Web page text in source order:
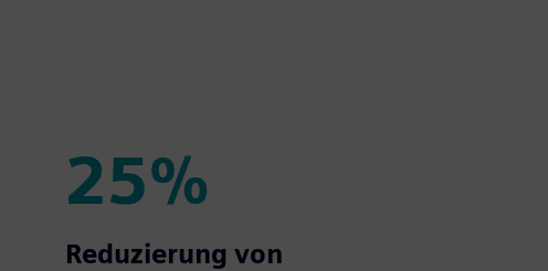
25%
25%
Reduzierung von